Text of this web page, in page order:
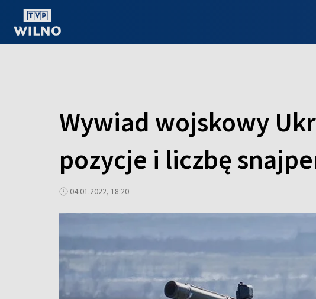
Wywiad wojskowy
pozycje i liczbę
04.01.2022, 18:20